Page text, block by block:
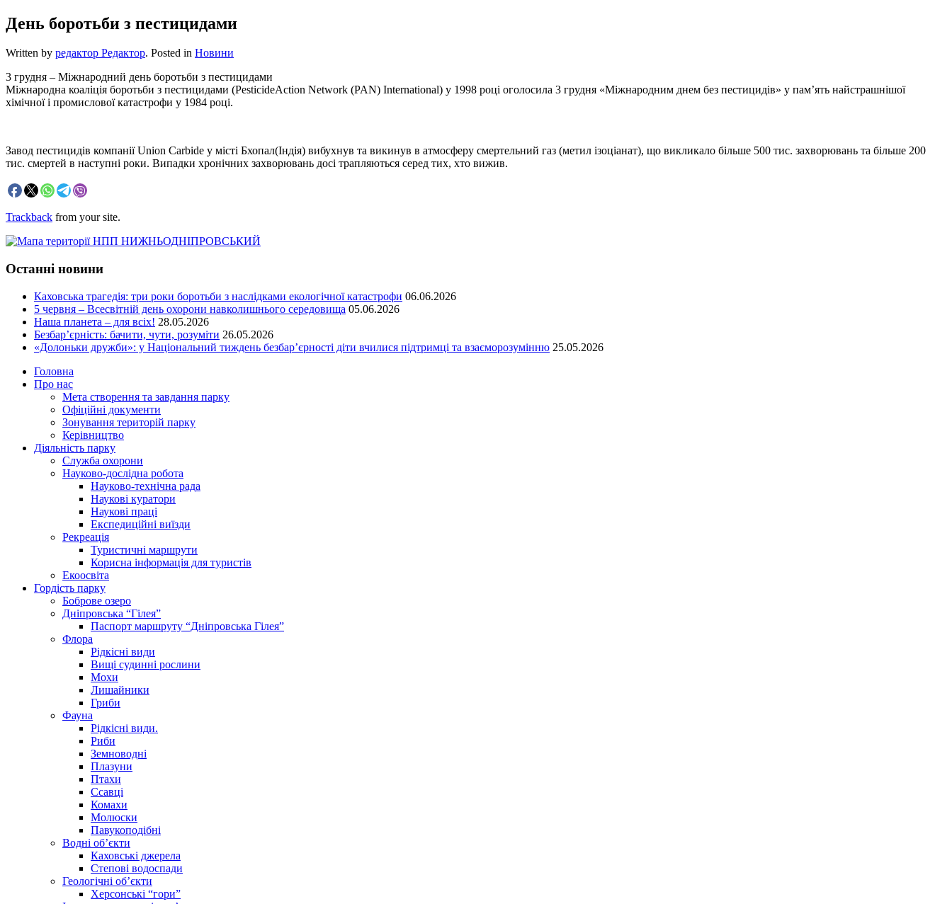
День боротьби з пестицидами
Written by редактор Редактор. Posted in Новини
3 грудня – Міжнародний день боротьби з пестицидами
Міжнародна коаліція боротьби з пестицидами (PesticideAction Network (PAN) International) у 1998 році оголосила 3 грудня «Міжнародним днем без пестицидів» у пам’ять найстрашнішої
хімічної і промислової катастрофи у 1984 році.
Завод пестицидів компанії Union Carbide у місті Бхопал(Індія) вибухнув та викинув в атмосферу смертельний газ (метил ізоціанат), що викликало більше 500 тис. захворювань та більше 200
тис. смертей в наступні роки. Випадки хронічних захворювань досі трапляються серед тих, хто вижив.
Trackback from your site.
Останні новини
Каховська трагедія: три роки боротьби з наслідками екологічної катастрофи 06.06.2026
5 червня – Всесвітній день охорони навколишнього середовища 05.06.2026
Наша планета – для всіх! 28.05.2026
Безбар’єрність: бачити, чути, розуміти 26.05.2026
«Долоньки дружби»: у Національний тиждень безбар’єрності діти вчилися підтримці та взаєморозумінню 25.05.2026
Головна
Про нас
Мета створення та завдання парку
Офіційні документи
Зонування територій парку
Керівництво
Діяльність парку
Служба охорони
Науково-дослідна робота
Науково-технічна рада
Наукові куратори
Наукові праці
Експедиційні виїзди
Рекреація
Туристичні маршрути
Корисна інформація для туристів
Екоосвіта
Гордість парку
Боброве озеро
Дніпровська “Гілея”
Паспорт маршруту “Дніпровська Гілея”
Флора
Рідкісні види
Вищі судинні рослини
Мохи
Лишайники
Гриби
Фауна
Рідкісні види.
Риби
Земноводні
Плазуни
Птахи
Ссавці
Комахи
Молюски
Павукоподібні
Водні об’єкти
Каховські джерела
Степові водоспади
Геологічні об’єкти
Херсонські “гори”